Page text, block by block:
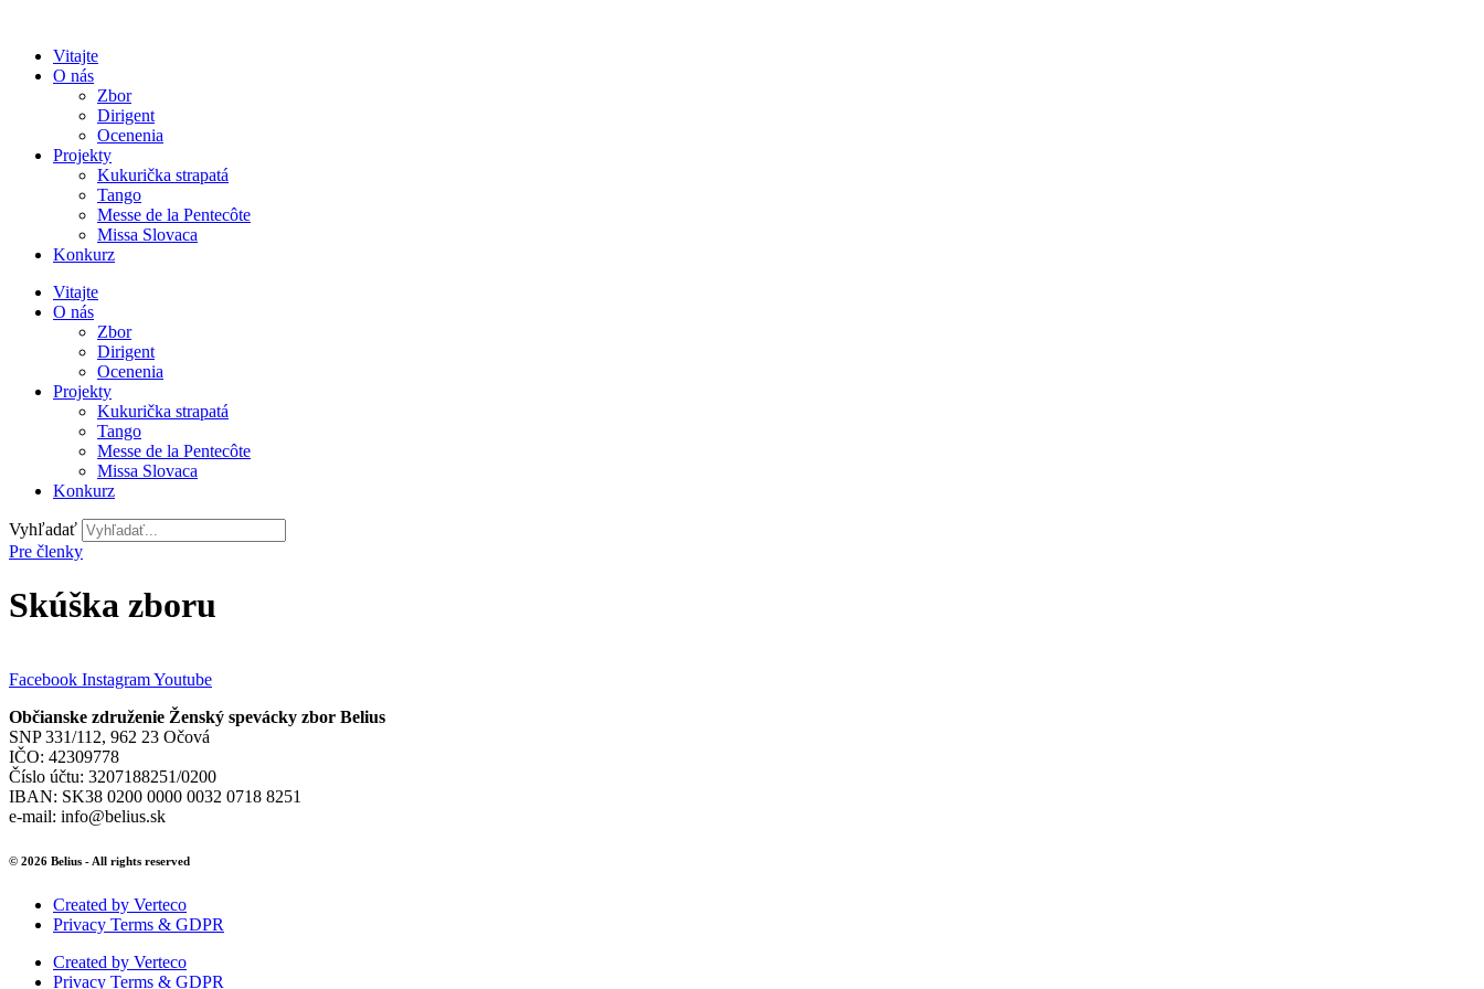
obsah
Vitajte
O nás
Zbor
Dirigent
Ocenenia
Projekty
Kukurička strapatá
Tango
Messe de la Pentecôte
Missa Slovaca
Konkurz
Vitajte
O nás
Zbor
Dirigent
Ocenenia
Projekty
Kukurička strapatá
Tango
Messe de la Pentecôte
Missa Slovaca
Konkurz
Vyhľadať
Pre členky
Skúška zboru
Facebook InstagramYoutube
Občianske združenie Ženský spevácky zbor Belius
SNP 331/112, 962 23 Očová
IČO: 42309778
Číslo účtu: 3207188251/0200
IBAN: SK38 0200 0000 0032 0718 8251
e-mail: info@belius.sk
© 2026 Belius - All rights reserved
Created by Verteco
Privacy Terms & GDPR
Created by Verteco
Privacy Terms & GDPR